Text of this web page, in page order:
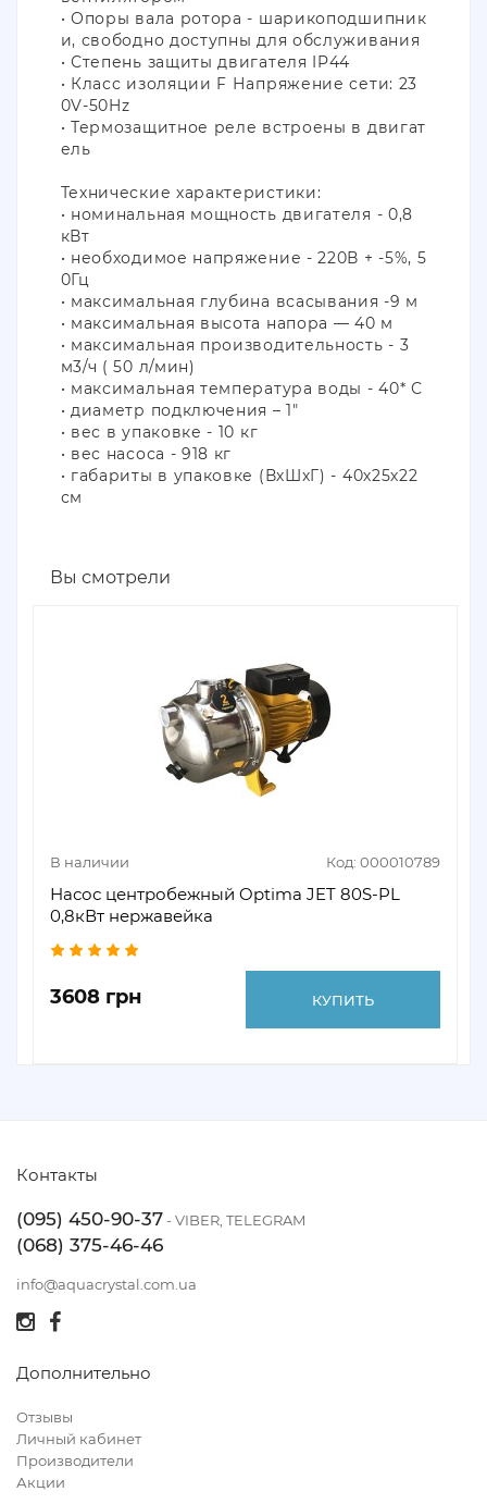
• Опоры вала ротора - шарикоподшипник
и, свободно доступны для обслуживания
• Степень защиты двигателя IP44
• Класс изоляции F Напряжение сети: 23
0V-50Hz
• Термозащитное реле встроены в двигат
ель
Технические характеристики:
• номинальная мощность двигателя - 0,8
кВт
• необходимое напряжение - 220В + -5%, 5
0Гц
• максимальная глубина всасывания -9 м
• максимальная высота напора ― 40 м
• максимальная производительность - 3
м3/ч ( 50 л/мин)
• максимальная температура воды - 40* С
• диаметр подключения – 1"
• вес в упаковке - 10 кг
• вес насоса - 918 кг
• габариты в упаковке (ВхШхГ) - 40х25х22
см
Вы смотрели
В наличии Код: 000010789
Насос центробежный Optima JET 80S-PL
0,8кВт нержавейка
3608 грн КУПИТЬ
Контакты
(095) 450-90-37- VIBER, TELEGRAM
(068) 375-46-46
info@aquacrystal.com.ua
Дополнительно
Отзывы
Личный кабинет
Производители
Акции